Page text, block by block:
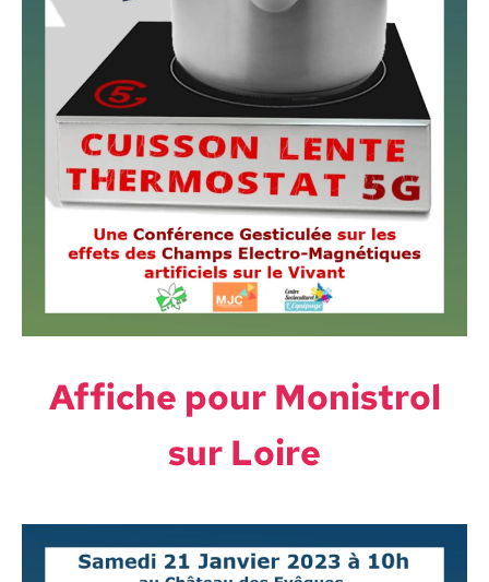
Affiche pour Monistrol
sur Loire